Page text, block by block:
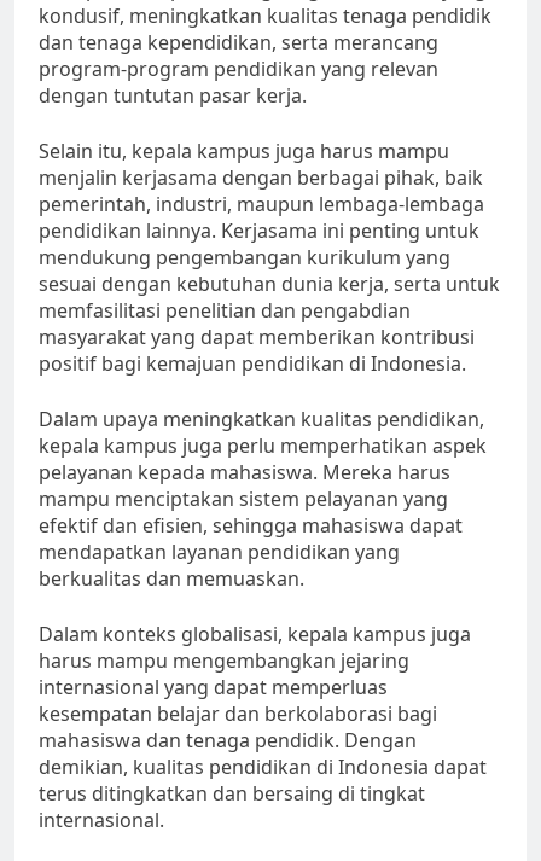
kondusif, meningkatkan kualitas tenaga pendidik
dan tenaga kependidikan, serta merancang
program-program pendidikan yang relevan
dengan tuntutan pasar kerja.
Selain itu, kepala kampus juga harus mampu
menjalin kerjasama dengan berbagai pihak, baik
pemerintah, industri, maupun lembaga-lembaga
pendidikan lainnya. Kerjasama ini penting untuk
mendukung pengembangan kurikulum yang
sesuai dengan kebutuhan dunia kerja, serta untuk
memfasilitasi penelitian dan pengabdian
masyarakat yang dapat memberikan kontribusi
positif bagi kemajuan pendidikan di Indonesia.
Dalam upaya meningkatkan kualitas pendidikan,
kepala kampus juga perlu memperhatikan aspek
pelayanan kepada mahasiswa. Mereka harus
mampu menciptakan sistem pelayanan yang
efektif dan efisien, sehingga mahasiswa dapat
mendapatkan layanan pendidikan yang
berkualitas dan memuaskan.
Dalam konteks globalisasi, kepala kampus juga
harus mampu mengembangkan jejaring
internasional yang dapat memperluas
kesempatan belajar dan berkolaborasi bagi
mahasiswa dan tenaga pendidik. Dengan
demikian, kualitas pendidikan di Indonesia dapat
terus ditingkatkan dan bersaing di tingkat
internasional.